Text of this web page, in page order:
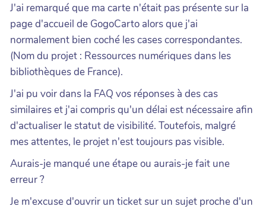
J'ai remarqué que ma carte n'était pas présente sur la
page d'accueil de GogoCarto alors que j'ai
normalement bien coché les cases correspondantes.
(Nom du projet : Ressources numériques dans les
bibliothèques de France).
J'ai pu voir dans la FAQ vos réponses à des cas
similaires et j'ai compris qu'un délai est nécessaire afin
d'actualiser le statut de visibilité. Toutefois, malgré
mes attentes, le projet n'est toujours pas visible.
Aurais-je manqué une étape ou aurais-je fait une
erreur ?
Je m'excuse d'ouvrir un ticket sur un sujet proche d'un